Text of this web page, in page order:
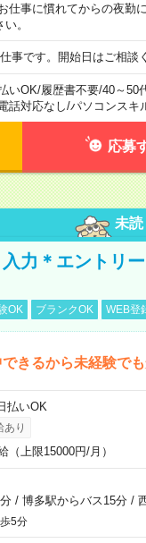
事に慣れてからの夜勤
。
事です。開始日はご相
いOK/履歴書不要/40～50
話対応なし/パソコンスキ
応募
未読
力＊エントリ
OK ブランクOK WEB登
きるから未経験で
払いOK
あり
（上限15000円/月）
/ 博多駅からバス15分/
5分